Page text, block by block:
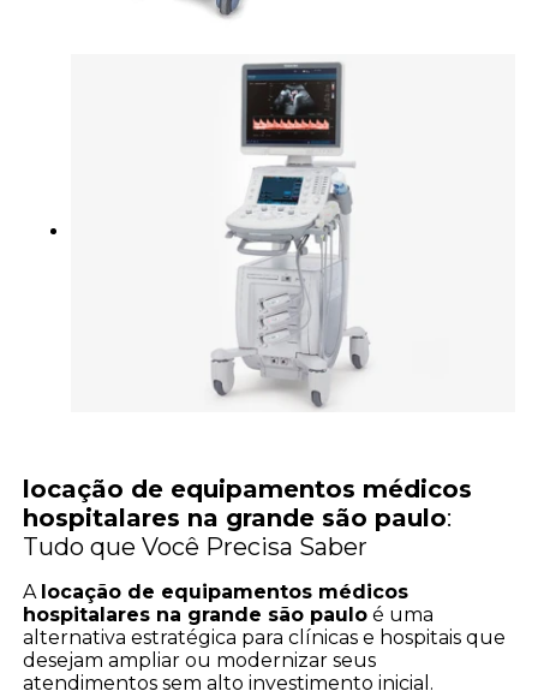
locação de equipamentos médicos
hospitalares na grande são paulo:
Tudo que Você Precisa Saber
A locação de equipamentos médicos
hospitalares na grande são paulo é uma
alternativa estratégica para clínicas e hospitais que
desejam ampliar ou modernizar seus
atendimentos sem alto investimento inicial.